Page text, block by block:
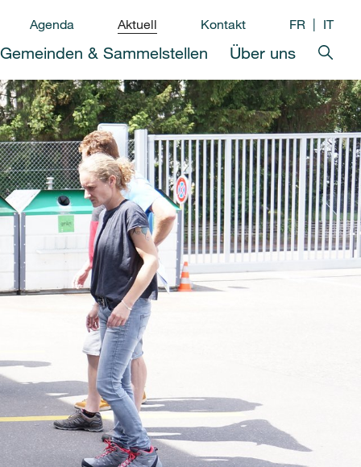
Gemeinden & Sammelstellen Über uns
Agenda Aktuell Kontakt FR IT